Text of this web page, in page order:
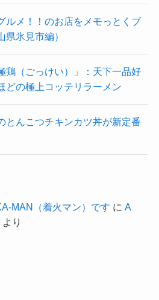
ルメ！！のお店をメモっとくブ
県氷見市編）
鶏（ごっけい）」：天下一品好
どの極上コッテリラーメン
とんこつチキンカツ丼が新定番
MAN（着火マン）です に A
より